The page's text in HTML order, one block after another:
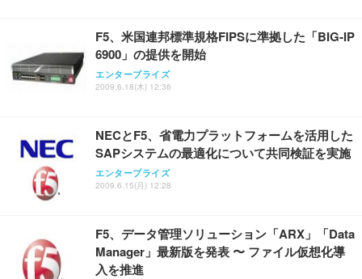
レスト 3Dヘッドレスト ハンガー付き 高反発クッシ
ョン PCチェア 通気性メッシュ ゲーミング/勉強/事
務用 おしゃれ パソコンチェア (ホワイト)
￥7,680
ANDWINT オフィスチェア デスクチェア 肘なし メ
ト 幅52×奥行58.5×高さ84～96cm テレワーク 在宅
勤務 ブラック
￥4,139
応 ComfortView ビジネス向け
￥15,800
【MiniLED/24.5inch/280Hz/FHD】GRAPHT THE S
像低減 (3年保証 | 輝点保証 | 日本メーカー)
￥34,980
￥3,670
アイリスオーヤマ ペットシーツ 超厚型 お徳用 レギ
￥3,731
F5、米国連邦標準規格FIPSに準拠した「BIG-IP
6900」の提供を開始
エンタープライズ
2009.6.18(木) 12:36
NECとF5、省電力プラットフォームを活用した
SAPシステムの最適化について共同検証を実施
エンタープライズ
2009.6.15(月) 12:28
F5、データ管理ソリューション「ARX」「Data
Manager」最新版を発表 〜 ファイル仮想化導
入を推進